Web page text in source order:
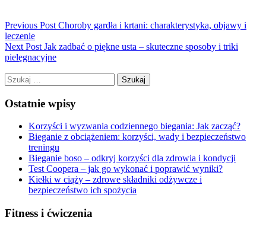
Previous Post Choroby gardła i krtani: charakterystyka, objawy i
leczenie
Next Post Jak zadbać o piękne usta – skuteczne sposoby i triki
pielęgnacyjne
Szukaj:
Ostatnie wpisy
Korzyści i wyzwania codziennego biegania: Jak zacząć?
Bieganie z obciążeniem: korzyści, wady i bezpieczeństwo
treningu
Bieganie boso – odkryj korzyści dla zdrowia i kondycji
Test Coopera – jak go wykonać i poprawić wyniki?
Kiełki w ciąży – zdrowe składniki odżywcze i
bezpieczeństwo ich spożycia
Fitness i ćwiczenia